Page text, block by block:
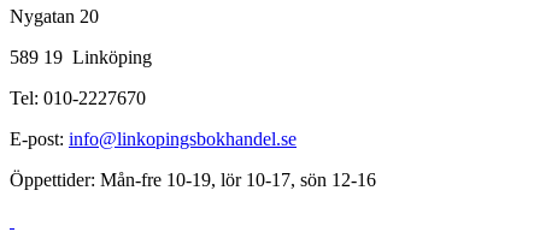
Nygatan 20
589 19 Linköping
Tel: 010-2227670
E-post: info@linkopingsbokhandel.se
Öppettider: Mån-fre 10-19, lör 10-17, sön 12-16